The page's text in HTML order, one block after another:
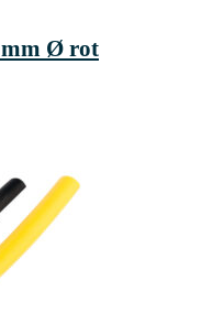
mm Ø rot